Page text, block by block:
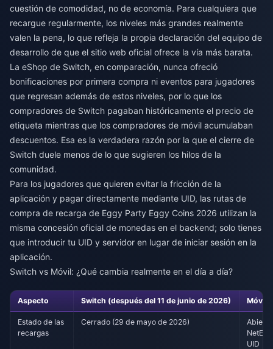
cuestión de comodidad, no de economía. Para cualquiera que
recargue regularmente, los niveles más grandes realmente
valen la pena, lo que refleja la propia declaración del equipo de
desarrollo de que el sitio web oficial ofrece la vía más barata.
La eShop de Switch, en comparación, nunca ofreció
bonificaciones por primera compra ni eventos para jugadores
que regresan además de estos niveles, por lo que los
compradores de Switch pagaban históricamente el precio de
etiqueta mientras que los compradores de móvil acumulaban
descuentos. Esa es la verdadera razón por la que el cierre de
Switch duele menos de lo que sugieren los hilos de la
comunidad.
Para los jugadores que quieren evitar la fricción de la
aplicación y pagar directamente mediante UID, las rutas de
compra de recarga de Eggy Party Eggy Coins 2026 utilizan la
misma concesión oficial de monedas en el backend; solo tienes
que introducir tu UID y servidor en lugar de iniciar sesión en la
aplicación.
Switch vs Móvil: ¿Qué cambia realmente en el día a día?
Aspecto Switch (después del 11 de junio de 2026) Móvil
Estado de las
recargas
Cerrado (29 de mayo de 2026)
UID